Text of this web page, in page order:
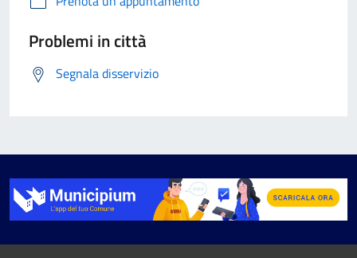
Problemi in città
Segnala disservizio